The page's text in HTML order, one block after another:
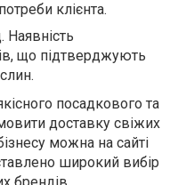
клієнта.
що підтверджують
посадкового та
доставку свіжих
можна на сайті
широкий вибір